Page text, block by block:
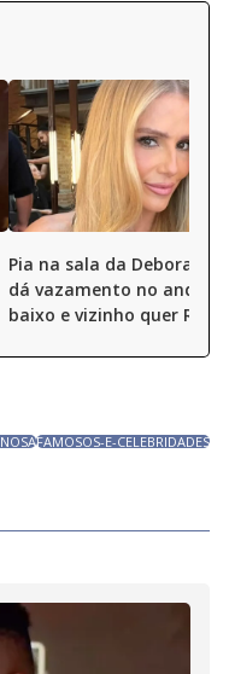
Pia na sala da Deborah
dá vazamento no andar
baixo e vizinho quer R$
FAMOSOS-E-CELEBRIDADES